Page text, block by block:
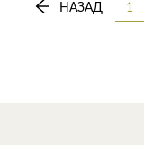
НАЗАД 1